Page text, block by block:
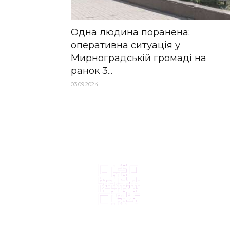
Одна людина поранена:
оперативна ситуація у
Мирноградській громаді на
ранок 3...
03.09.2024